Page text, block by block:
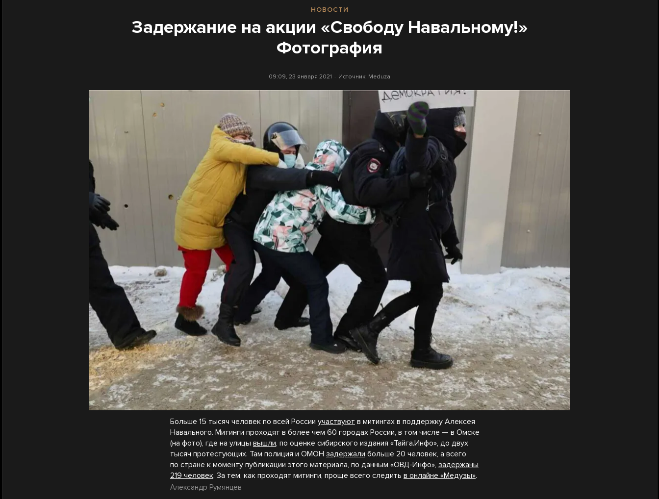
НОВОСТИ
Задержание на акции «Свободу Навальному!»
Фотография
09:09, 23 января 2021 Источник: Meduza
Больше 15 тысяч человек по всей России участвуют в митингах в поддержку Алексея
Навального. Митинги проходят в более чем 60 городах России, в том числе — в Омске
(на фото), где на улицы вышли, по оценке сибирского издания «Тайга.Инфо», до двух
тысяч протестующих. Там полиция и ОМОН задержали больше 20 человек, а всего
по стране к моменту публикации этого материала, по данным «ОВД-Инфо», задержаны
219 человек. За тем, как проходят митинги, проще всего следить в онлайне «Медузы».
Александр Румянцев